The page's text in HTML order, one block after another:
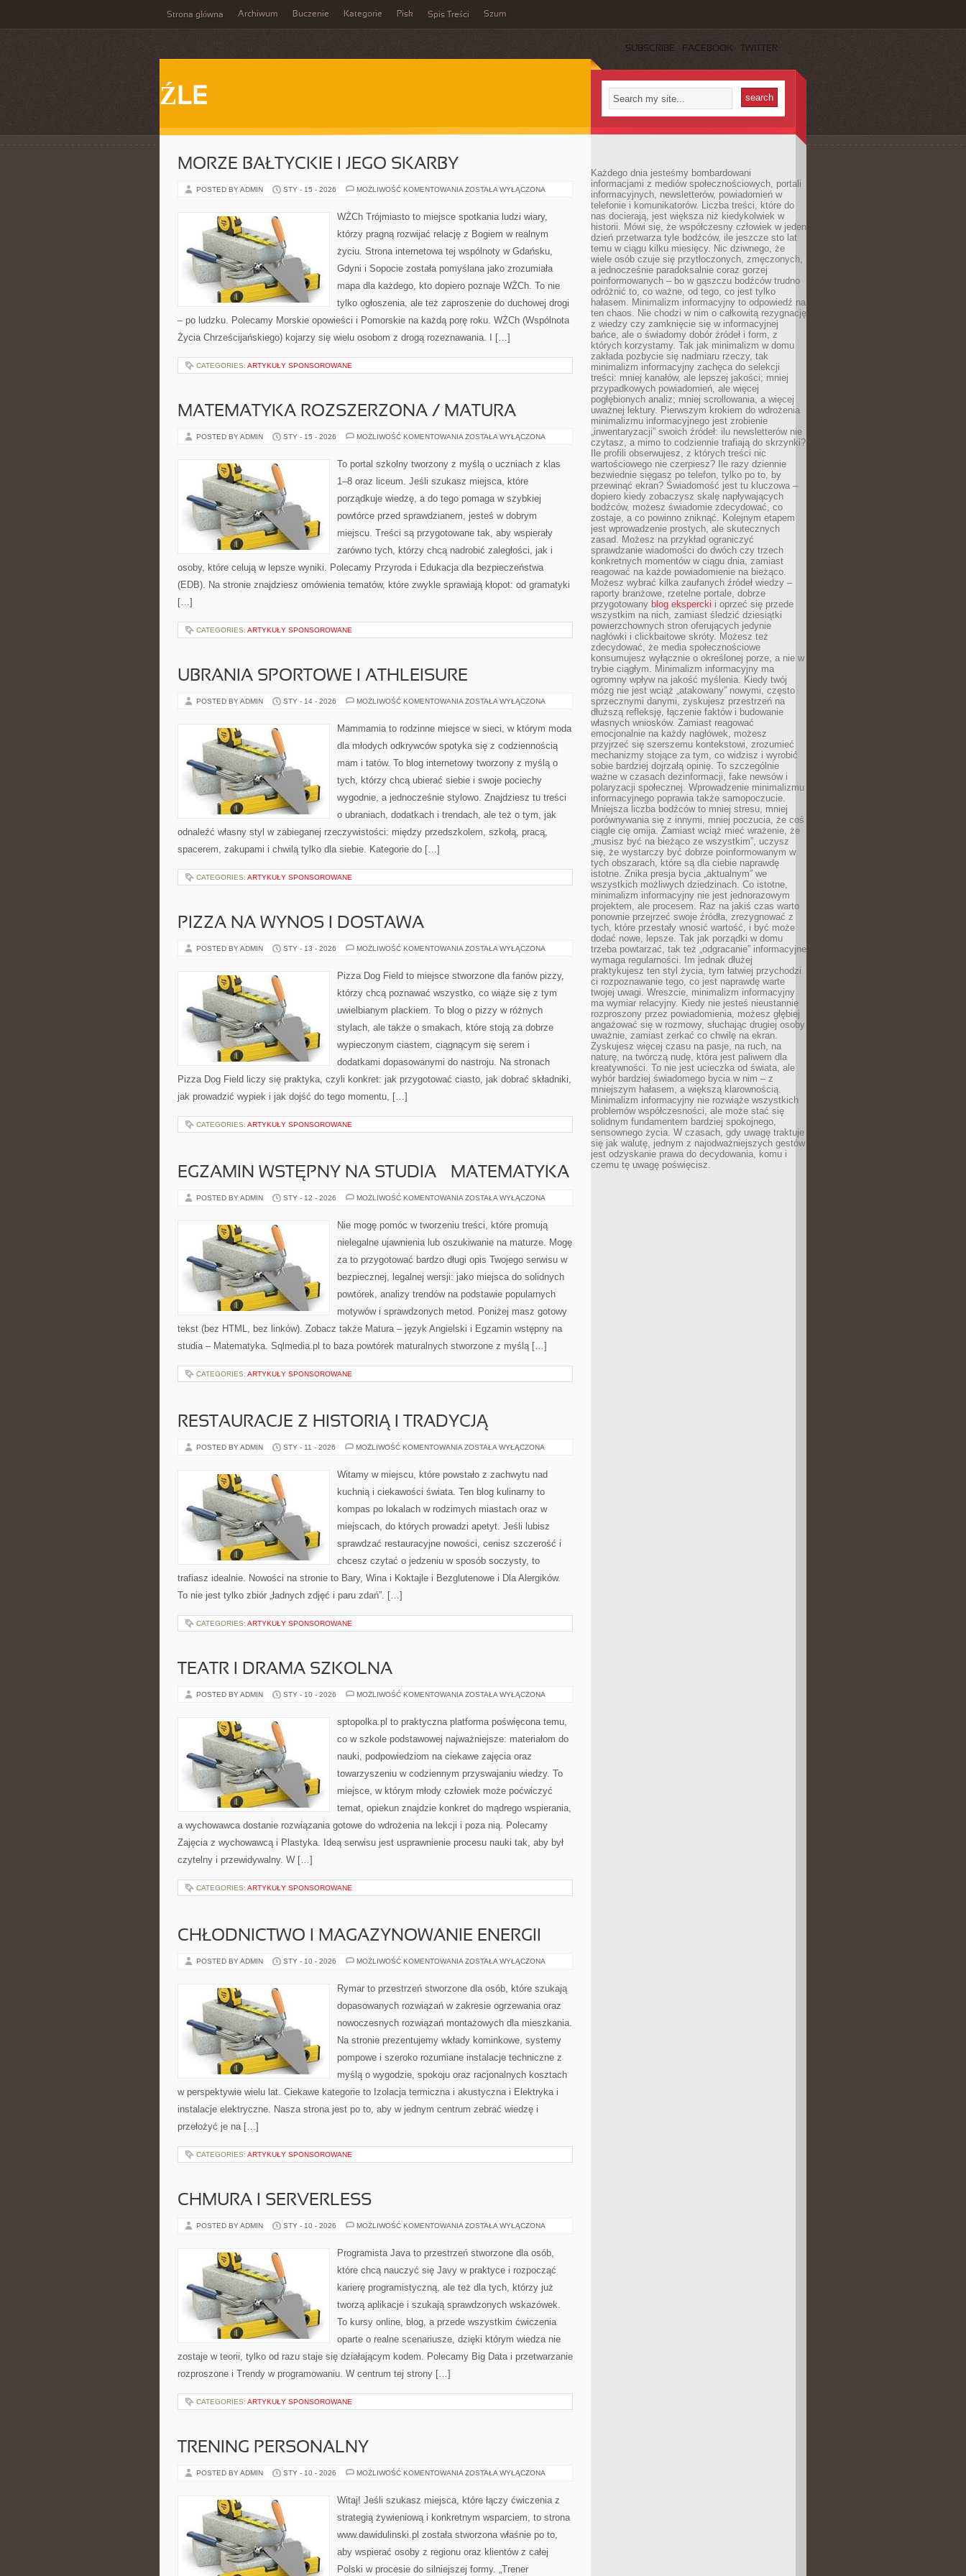
Strona główna Archiwum Buczenie Kategorie Pisk Spis Treści Szum
SUBSCRIBE FACEBOOK TWITTER
ŹLE
MORZE BAŁTYCKIE I JEGO SKARBY
POSTED BY ADMIN STY - 15 - 2026 MOŻLIWOŚĆ KOMENTOWANIA MORZE
JEGO
SKARBY
ZOSTAŁA WYŁĄCZONA
WŻCh Trójmiasto to miejsce spotkania ludzi wiary,
którzy pragną rozwijać relację z Bogiem w realnym
życiu. Strona internetowa tej wspólnoty w Gdańsku,
Gdyni i Sopocie została pomyślana jako zrozumiała
mapa dla każdego, kto dopiero poznaje WŻCh. To nie
tylko ogłoszenia, ale też zaproszenie do duchowej drogi
– po ludzku. Polecamy Morskie opowieści i Pomorskie na każdą porę roku. WŻCh (Wspólnota
Życia Chrześcijańskiego) kojarzy się wielu osobom z drogą rozeznawania. I […]
CATEGORIES: ARTYKUŁY SPONSOROWANE
MATEMATYKA ROZSZERZONA / MATURA
POSTED BY ADMIN STY - 15 - 2026 MOŻLIWOŚĆ KOMENTOWANIA MATEMATYKA
MATURA
ZOSTAŁA WYŁĄCZONA
To portal szkolny tworzony z myślą o uczniach z klas
1–8 oraz liceum. Jeśli szukasz miejsca, które
porządkuje wiedzę, a do tego pomaga w szybkiej
powtórce przed sprawdzianem, jesteś w dobrym
miejscu. Treści są przygotowane tak, aby wspierały
zarówno tych, którzy chcą nadrobić zaległości, jak i
osoby, które celują w lepsze wyniki. Polecamy Przyroda i Edukacja dla bezpieczeństwa
(EDB). Na stronie znajdziesz omówienia tematów, które zwykle sprawiają kłopot: od gramatyki
[…]
CATEGORIES: ARTYKUŁY SPONSOROWANE
UBRANIA SPORTOWE I ATHLEISURE
POSTED BY ADMIN STY - 14 - 2026 MOŻLIWOŚĆ KOMENTOWANIA UBRANIA
ATHLEISURE
ZOSTAŁA WYŁĄCZONA
Mammamia to rodzinne miejsce w sieci, w którym moda
dla młodych odkrywców spotyka się z codziennością
mam i tatów. To blog internetowy tworzony z myślą o
tych, którzy chcą ubierać siebie i swoje pociechy
wygodnie, a jednocześnie stylowo. Znajdziesz tu treści
o ubraniach, dodatkach i trendach, ale też o tym, jak
odnaleźć własny styl w zabieganej rzeczywistości: między przedszkolem, szkołą, pracą,
spacerem, zakupami i chwilą tylko dla siebie. Kategorie do […]
CATEGORIES: ARTYKUŁY SPONSOROWANE
PIZZA NA WYNOS I DOSTAWA
POSTED BY ADMIN STY - 13 - 2026 MOŻLIWOŚĆ KOMENTOWANIA PIZZA
DOSTAWA
ZOSTAŁA WYŁĄCZONA
Pizza Dog Field to miejsce stworzone dla fanów pizzy,
którzy chcą poznawać wszystko, co wiąże się z tym
uwielbianym plackiem. To blog o pizzy w różnych
stylach, ale także o smakach, które stoją za dobrze
wypieczonym ciastem, ciągnącym się serem i
dodatkami dopasowanymi do nastroju. Na stronach
Pizza Dog Field liczy się praktyka, czyli konkret: jak przygotować ciasto, jak dobrać składniki,
jak prowadzić wypiek i jak dojść do tego momentu, […]
CATEGORIES: ARTYKUŁY SPONSOROWANE
EGZAMIN WSTĘPNY NA STUDIA – MATEMATYKA
POSTED BY ADMIN STY - 12 - 2026 MOŻLIWOŚĆ KOMENTOWANIA EGZAMIN
STUDIA
–
ZOSTAŁA WYŁĄCZONA
Nie mogę pomóc w tworzeniu treści, które promują
nielegalne ujawnienia lub oszukiwanie na maturze. Mogę
za to przygotować bardzo długi opis Twojego serwisu w
bezpiecznej, legalnej wersji: jako miejsca do solidnych
powtórek, analizy trendów na podstawie popularnych
motywów i sprawdzonych metod. Poniżej masz gotowy
tekst (bez HTML, bez linków). Zobacz także Matura – język Angielski i Egzamin wstępny na
studia – Matematyka. Sqlmedia.pl to baza powtórek maturalnych stworzone z myślą […]
CATEGORIES: ARTYKUŁY SPONSOROWANE
RESTAURACJE Z HISTORIĄ I TRADYCJĄ
POSTED BY ADMIN STY - 11 - 2026 MOŻLIWOŚĆ KOMENTOWANIA RESTAURACJE
I
TRADYCJĄ
ZOSTAŁA WYŁĄCZONA
Witamy w miejscu, które powstało z zachwytu nad
kuchnią i ciekawości świata. Ten blog kulinarny to
kompas po lokalach w rodzimych miastach oraz w
miejscach, do których prowadzi apetyt. Jeśli lubisz
sprawdzać restauracyjne nowości, cenisz szczerość i
chcesz czytać o jedzeniu w sposób soczysty, to
trafiasz idealnie. Nowości na stronie to Bary, Wina i Koktajle i Bezglutenowe i Dla Alergików.
To nie jest tylko zbiór „ładnych zdjęć i paru zdań”. […]
CATEGORIES: ARTYKUŁY SPONSOROWANE
TEATR I DRAMA SZKOLNA
POSTED BY ADMIN STY - 10 - 2026 MOŻLIWOŚĆ KOMENTOWANIA TEATR
SZKOLNA
ZOSTAŁA WYŁĄCZONA
sptopolka.pl to praktyczna platforma poświęcona temu,
co w szkole podstawowej najważniejsze: materiałom do
nauki, podpowiedziom na ciekawe zajęcia oraz
towarzyszeniu w codziennym przyswajaniu wiedzy. To
miejsce, w którym młody człowiek może poćwiczyć
temat, opiekun znajdzie konkret do mądrego wspierania,
a wychowawca dostanie rozwiązania gotowe do wdrożenia na lekcji i poza nią. Polecamy
Zajęcia z wychowawcą i Plastyka. Ideą serwisu jest usprawnienie procesu nauki tak, aby był
czytelny i przewidywalny. W […]
CATEGORIES: ARTYKUŁY SPONSOROWANE
CHŁODNICTWO I MAGAZYNOWANIE ENERGII
POSTED BY ADMIN STY - 10 - 2026 MOŻLIWOŚĆ KOMENTOWANIA CHŁODNICTWO
ENERGII
ZOSTAŁA WYŁĄCZONA
Rymar to przestrzeń stworzone dla osób, które szukają
dopasowanych rozwiązań w zakresie ogrzewania oraz
nowoczesnych rozwiązań montażowych dla mieszkania.
Na stronie prezentujemy wkłady kominkowe, systemy
pompowe i szeroko rozumiane instalacje techniczne z
myślą o wygodzie, spokoju oraz racjonalnych kosztach
w perspektywie wielu lat. Ciekawe kategorie to Izolacja termiczna i akustyczna i Elektryka i
instalacje elektryczne. Nasza strona jest po to, aby w jednym centrum zebrać wiedzę i
przełożyć je na […]
CATEGORIES: ARTYKUŁY SPONSOROWANE
CHMURA I SERVERLESS
POSTED BY ADMIN STY - 10 - 2026 MOŻLIWOŚĆ KOMENTOWANIA CHMURA
ZOSTAŁA WYŁĄCZONA
Programista Java to przestrzeń stworzone dla osób,
które chcą nauczyć się Javy w praktyce i rozpocząć
karierę programistyczną, ale też dla tych, którzy już
tworzą aplikacje i szukają sprawdzonych wskazówek.
To kursy online, blog, a przede wszystkim ćwiczenia
oparte o realne scenariusze, dzięki którym wiedza nie
zostaje w teorii, tylko od razu staje się działającym kodem. Polecamy Big Data i przetwarzanie
rozproszone i Trendy w programowaniu. W centrum tej strony […]
CATEGORIES: ARTYKUŁY SPONSOROWANE
TRENING PERSONALNY
POSTED BY ADMIN STY - 10 - 2026 MOŻLIWOŚĆ KOMENTOWANIA TRENING
ZOSTAŁA WYŁĄCZONA
Witaj! Jeśli szukasz miejsca, które łączy ćwiczenia z
strategią żywieniową i konkretnym wsparciem, to strona
www.dawidulinski.pl została stworzona właśnie po to,
aby wspierać osoby z regionu oraz klientów z całej
Polski w procesie do silniejszej formy. „Trener
Każdego dnia jesteśmy bombardowani
informacjami z mediów społecznościowych, portali
informacyjnych, newsletterów, powiadomień w
telefonie i komunikatorów. Liczba treści, które do
nas docierają, jest większa niż kiedykolwiek w
historii. Mówi się, że współczesny człowiek w jeden
dzień przetwarza tyle bodźców, ile jeszcze sto lat
temu w ciągu kilku miesięcy. Nic dziwnego, że
wiele osób czuje się przytłoczonych, zmęczonych,
a jednocześnie paradoksalnie coraz gorzej
poinformowanych – bo w gąszczu bodźców trudno
odróżnić to, co ważne, od tego, co jest tylko
hałasem. Minimalizm informacyjny to odpowiedź na
ten chaos. Nie chodzi w nim o całkowitą rezygnację
z wiedzy czy zamknięcie się w informacyjnej
bańce, ale o świadomy dobór źródeł i form, z
których korzystamy. Tak jak minimalizm w domu
zakłada pozbycie się nadmiaru rzeczy, tak
minimalizm informacyjny zachęca do selekcji
treści: mniej kanałów, ale lepszej jakości; mniej
przypadkowych powiadomień, ale więcej
pogłębionych analiz; mniej scrollowania, a więcej
uważnej lektury. Pierwszym krokiem do wdrożenia
minimalizmu informacyjnego jest zrobienie
„inwentaryzacji” swoich źródeł: ilu newsletterów nie
czytasz, a mimo to codziennie trafiają do skrzynki?
Ile profili obserwujesz, z których treści nic
wartościowego nie czerpiesz? Ile razy dziennie
bezwiednie sięgasz po telefon, tylko po to, by
przewinąć ekran? Świadomość jest tu kluczowa –
dopiero kiedy zobaczysz skalę napływających
bodźców, możesz świadomie zdecydować, co
zostaje, a co powinno zniknąć. Kolejnym etapem
jest wprowadzenie prostych, ale skutecznych
zasad. Możesz na przykład ograniczyć
sprawdzanie wiadomości do dwóch czy trzech
konkretnych momentów w ciągu dnia, zamiast
reagować na każde powiadomienie na bieżąco.
Możesz wybrać kilka zaufanych źródeł wiedzy –
raporty branżowe, rzetelne portale, dobrze
przygotowany blog ekspercki i oprzeć się przede
wszystkim na nich, zamiast śledzić dziesiątki
powierzchownych stron oferujących jedynie
nagłówki i clickbaitowe skróty. Możesz też
zdecydować, że media społecznościowe
konsumujesz wyłącznie o określonej porze, a nie w
trybie ciągłym. Minimalizm informacyjny ma
ogromny wpływ na jakość myślenia. Kiedy twój
mózg nie jest wciąż „atakowany” nowymi, często
sprzecznymi danymi, zyskujesz przestrzeń na
dłuższą refleksję, łączenie faktów i budowanie
własnych wniosków. Zamiast reagować
emocjonalnie na każdy nagłówek, możesz
przyjrzeć się szerszemu kontekstowi, zrozumieć
mechanizmy stojące za tym, co widzisz i wyrobić
sobie bardziej dojrzałą opinię. To szczególnie
ważne w czasach dezinformacji, fake newsów i
polaryzacji społecznej. Wprowadzenie minimalizmu
informacyjnego poprawia także samopoczucie.
Mniejsza liczba bodźców to mniej stresu, mniej
porównywania się z innymi, mniej poczucia, że coś
ciągle cię omija. Zamiast wciąż mieć wrażenie, że
„musisz być na bieżąco ze wszystkim”, uczysz
się, że wystarczy być dobrze poinformowanym w
tych obszarach, które są dla ciebie naprawdę
istotne. Znika presja bycia „aktualnym” we
wszystkich możliwych dziedzinach. Co istotne,
minimalizm informacyjny nie jest jednorazowym
projektem, ale procesem. Raz na jakiś czas warto
ponownie przejrzeć swoje źródła, zrezygnować z
tych, które przestały wnosić wartość, i być może
dodać nowe, lepsze. Tak jak porządki w domu
trzeba powtarzać, tak też „odgracanie” informacyjne
wymaga regularności. Im jednak dłużej
praktykujesz ten styl życia, tym łatwiej przychodzi
ci rozpoznawanie tego, co jest naprawdę warte
twojej uwagi. Wreszcie, minimalizm informacyjny
ma wymiar relacyjny. Kiedy nie jesteś nieustannie
rozproszony przez powiadomienia, możesz głębiej
angażować się w rozmowy, słuchając drugiej osoby
uważnie, zamiast zerkać co chwilę na ekran.
Zyskujesz więcej czasu na pasje, na ruch, na
naturę, na twórczą nudę, która jest paliwem dla
kreatywności. To nie jest ucieczka od świata, ale
wybór bardziej świadomego bycia w nim – z
mniejszym hałasem, a większą klarownością.
Minimalizm informacyjny nie rozwiąże wszystkich
problemów współczesności, ale może stać się
solidnym fundamentem bardziej spokojnego,
sensownego życia. W czasach, gdy uwagę traktuje
się jak walutę, jednym z najodważniejszych gestów
jest odzyskanie prawa do decydowania, komu i
czemu tę uwagę poświęcisz.